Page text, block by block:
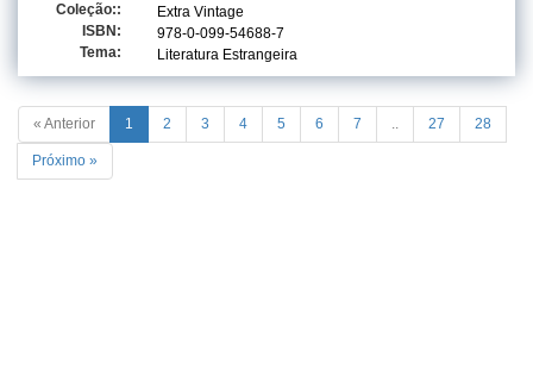
Coleção::
Extra Vintage
ISBN:
978-0-099-54688-7
Tema:
Literatura Estrangeira
« Anterior 1 2 3 4 5 6 7 .. 27 28
Próximo »